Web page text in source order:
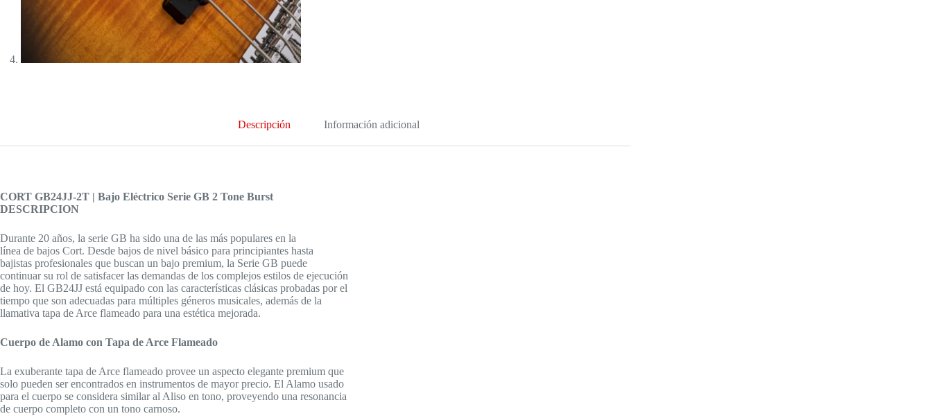
Descripción Información adicional
CORT GB24JJ-2T | Bajo Eléctrico Serie GB 2 Tone Burst
DESCRIPCION
Durante 20 años, la serie GB ha sido una de las más populares en la
línea de bajos Cort. Desde bajos de nivel básico para principiantes hasta
bajistas profesionales que buscan un bajo premium, la Serie GB puede
continuar su rol de satisfacer las demandas de los complejos estilos de ejecución
de hoy. El GB24JJ está equipado con las características clásicas probadas por el
tiempo que son adecuadas para múltiples géneros musicales, además de la
llamativa tapa de Arce flameado para una estética mejorada.
Cuerpo de Alamo con Tapa de Arce Flameado
La exuberante tapa de Arce flameado provee un aspecto elegante premium que
solo pueden ser encontrados en instrumentos de mayor precio. El Alamo usado
para el cuerpo se considera similar al Aliso en tono, proveyendo una resonancia
de cuerpo completo con un tono carnoso.